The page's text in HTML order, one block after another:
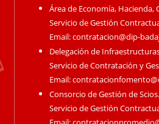
Área de Economía,
Servicio de Gestión
Email:contratacion@dip-
Delegación de
Servicio de Contratación y
Email:
Consorcio de Gestión de
Servicio de Gestión